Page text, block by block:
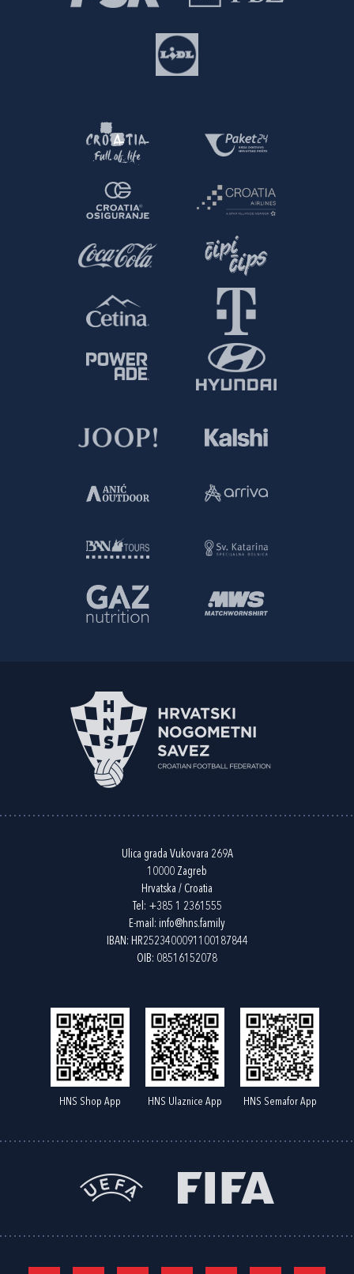
Ulica grada Vukovara 269A
10000 Zagreb
Hrvatska / Croatia
Tel: +385 1 2361555
E-mail: info@hns.family
IBAN: HR2523400091100187844
OIB: 08516152078
HNS Shop App HNS Ulaznice App HNS Semafor App